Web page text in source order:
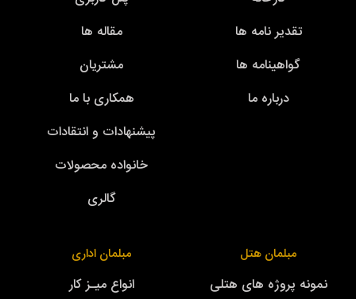
تقدیر نامه ها
گواهینامه ها
درباره ما
مقاله ها
مشتریان
همکاری با ما
پیشنهادات و انتقادات
خانواده محصولات
گالری
مبلمان هتل
نمونه پروژه های هتلی
مبلمان اداری
انواع میـز کار